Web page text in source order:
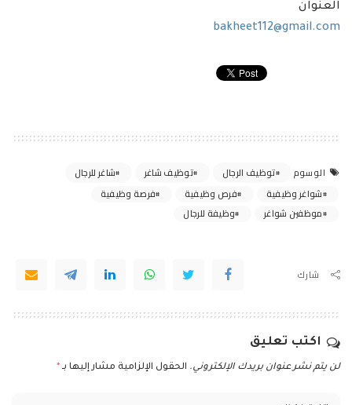
العنوان
bakheet112@gmail.com
الوسوم توظيف الرجال توظيف شاغر
شاغر للرجال
شواغر وظيفية
فرص وظيفية
فرصة وظيفية
موظفين شواغر
وظيفة للرجال
شارك
اكتب تعليق
لن يتم نشر عنوان بريدك الإلكتروني. الحقول الإلزامية مشار إليها بـ *